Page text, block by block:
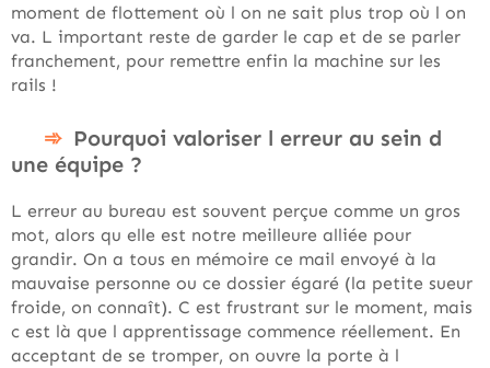
moment de flottement où l on ne sait plus trop où l on
va. L important reste de garder le cap et de se parler
franchement, pour remettre enfin la machine sur les
rails !
Pourquoi valoriser l erreur au sein d
une équipe ?
L erreur au bureau est souvent perçue comme un gros
mot, alors qu elle est notre meilleure alliée pour
grandir. On a tous en mémoire ce mail envoyé à la
mauvaise personne ou ce dossier égaré (la petite sueur
froide, on connaît). C est frustrant sur le moment, mais
c est là que l apprentissage commence réellement. En
acceptant de se tromper, on ouvre la porte à l